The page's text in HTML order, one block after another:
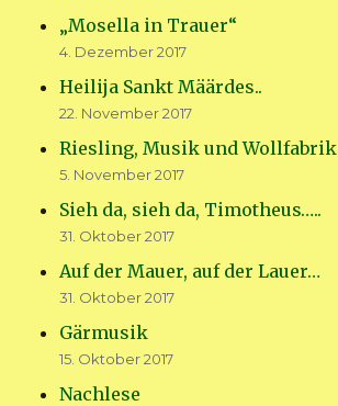
„Mosella in Trauer“
4. Dezember 2017
Heilija Sankt Määrdes..
22. November 2017
Riesling, Musik und Wollfabrik
5. November 2017
Sieh da, sieh da, Timotheus…..
31. Oktober 2017
Auf der Mauer, auf der Lauer…
31. Oktober 2017
Gärmusik
15. Oktober 2017
Nachlese